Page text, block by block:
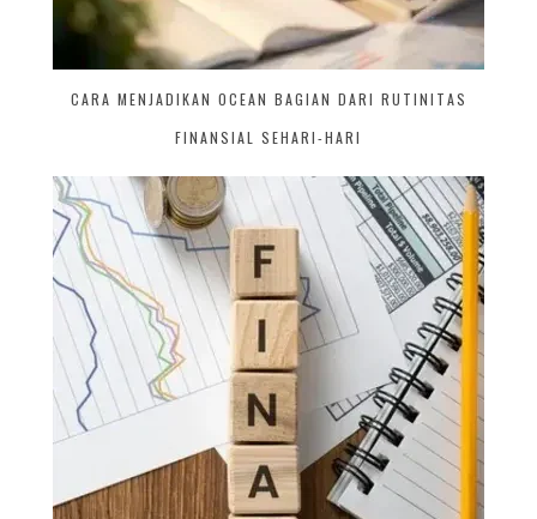
CARA MENJADIKAN OCEAN BAGIAN DARI RUTINITAS
FINANSIAL SEHARI-HARI